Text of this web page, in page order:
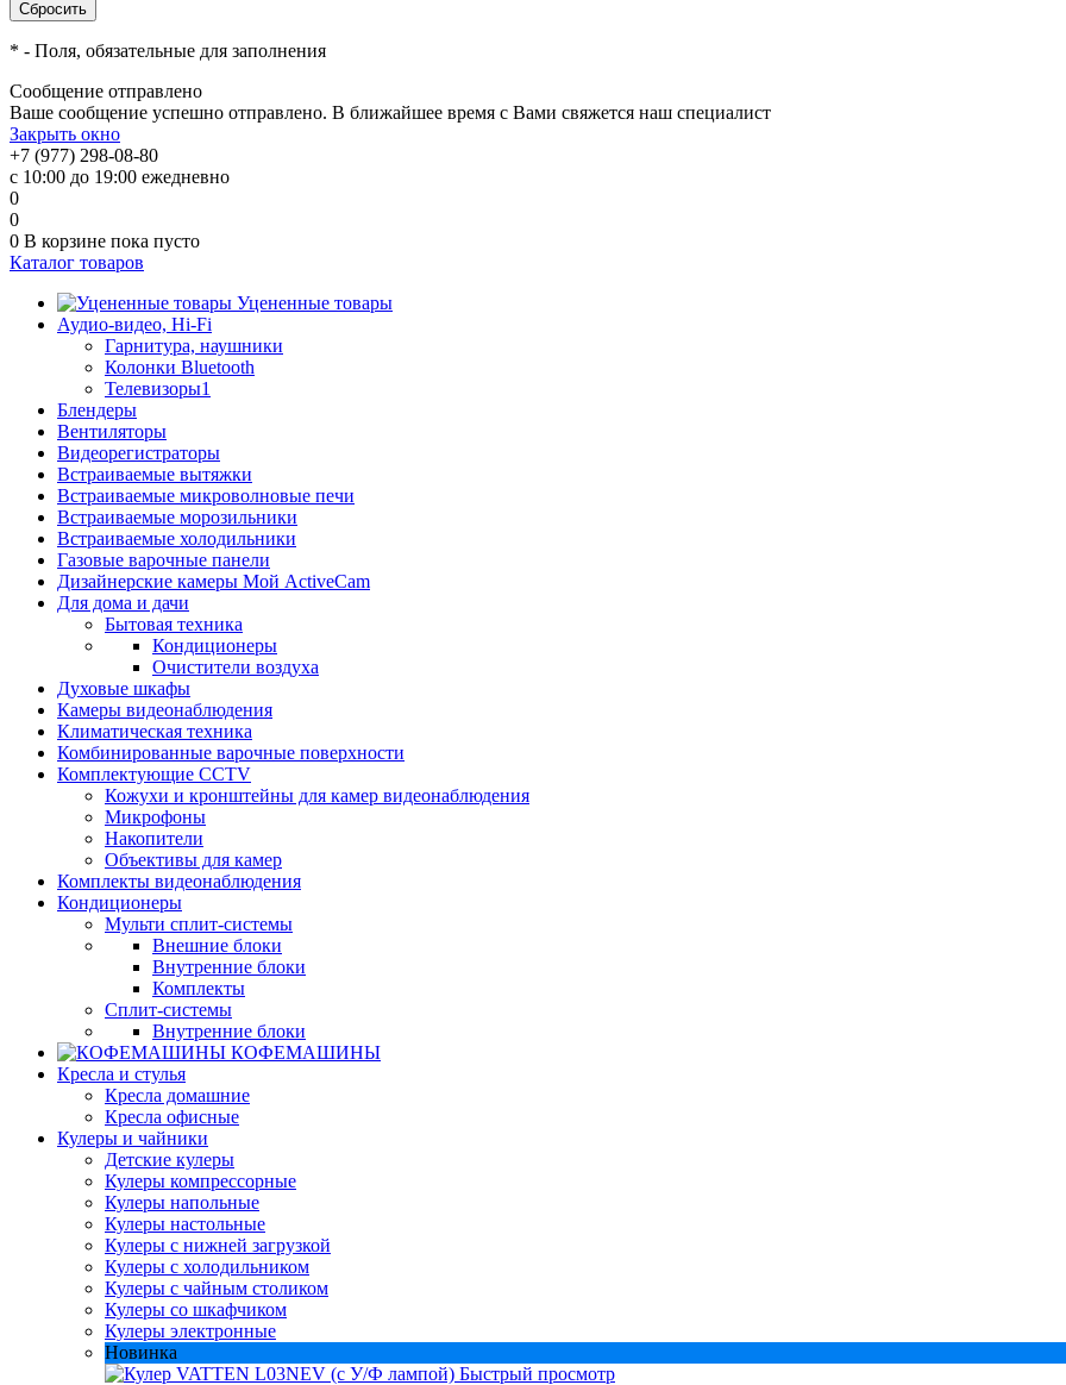
* - Поля, обязательные для заполнения
Сообщение отправлено
Ваше сообщение успешно отправлено. В ближайшее время с Вами свяжется наш специалист
Закрыть окно
+7 (977) 298-08-80
с 10:00 до 19:00 ежедневно
0
0
0 В корзине пока пусто
Каталог товаров
Уцененные товары
Аудио-видео, Hi-Fi
Гарнитура, наушники
Колонки Bluetooth
Телевизоры1
Блендеры
Вентиляторы
Видеорегистраторы
Встраиваемые вытяжки
Встраиваемые микроволновые печи
Встраиваемые морозильники
Встраиваемые холодильники
Газовые варочные панели
Дизайнерские камеры Мой ActiveCam
Для дома и дачи
Бытовая техника
Кондиционеры
Очистители воздуха
Духовые шкафы
Камеры видеонаблюдения
Климатическая техника
Комбинированные варочные поверхности
Комплектующие CCTV
Кожухи и кронштейны для камер видеонаблюдения
Микрофоны
Накопители
Объективы для камер
Комплекты видеонаблюдения
Кондиционеры
Мульти сплит-системы
Внешние блоки
Внутренние блоки
Комплекты
Сплит-системы
Внутренние блоки
КОФЕМАШИНЫ
Кресла и стулья
Кресла домашние
Кресла офисные
Кулеры и чайники
Детские кулеры
Кулеры компрессорные
Кулеры напольные
Кулеры настольные
Кулеры с нижней загрузкой
Кулеры с холодильником
Кулеры с чайным столиком
Кулеры со шкафчиком
Кулеры электронные
Новинка
Быстрый просмотр